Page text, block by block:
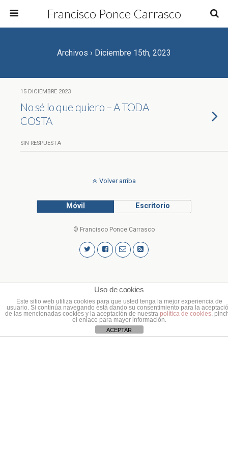
Francisco Ponce Carrasco
Archivos › Diciembre 15th, 2023
15 DICIEMBRE 2023
No sé lo que quiero – A TODA
COSTA
SIN RESPUESTA
Volver arriba
Móvil Escritorio
© Francisco Ponce Carrasco
Uso de cookies
Este sitio web utiliza cookies para que usted tenga la mejor experiencia de
usuario. Si continúa navegando está dando su consentimiento para la
de las mencionadas cookies y la aceptación de nuestra política de cookies,
el enlace para mayor información.
ACEPTAR